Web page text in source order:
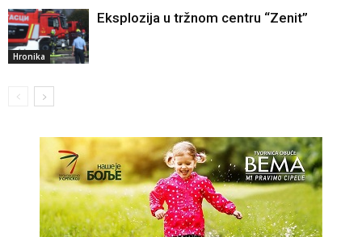
Hronika
Eksplozija u tržnom centru “Zenit”